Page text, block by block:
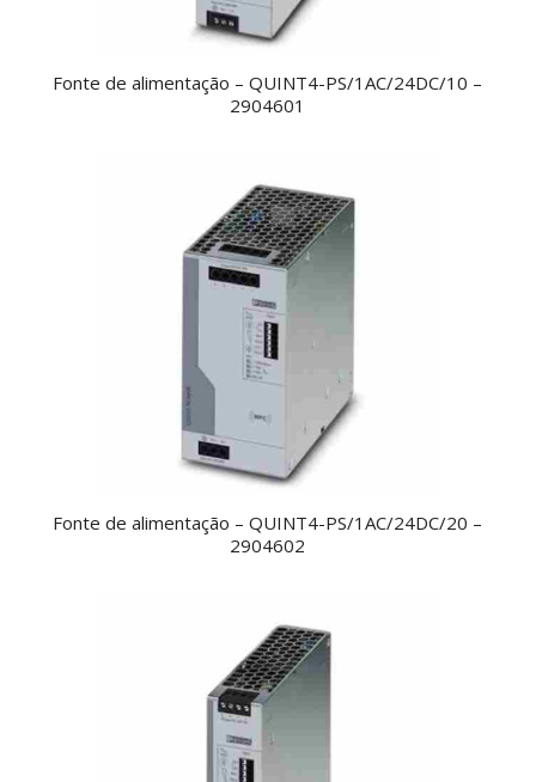
Fonte de alimentação – QUINT4-PS/1AC/24DC/10 –
2904601
Fonte de alimentação – QUINT4-PS/1AC/24DC/20 –
2904602